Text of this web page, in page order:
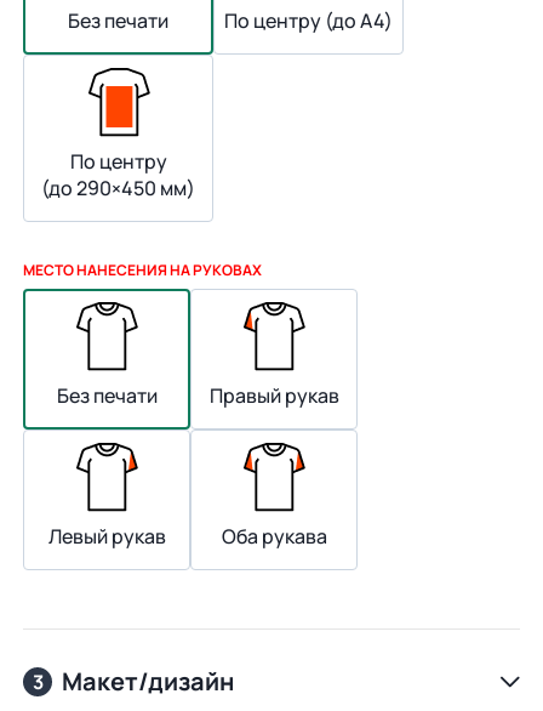
Без печати По центру (до А4)
По центру
(до 290×450 мм)
МЕСТО НАНЕСЕНИЯ НА РУКОВАХ
Без печати Правый рукав
Левый рукав Оба рукава
3 Макет/дизайн